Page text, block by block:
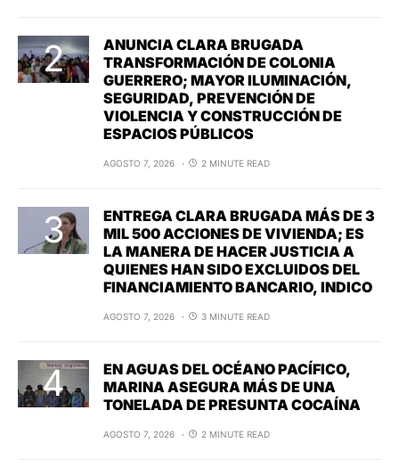
ANUNCIA CLARA BRUGADA
TRANSFORMACIÓN DE COLONIA
GUERRERO; MAYOR ILUMINACIÓN,
SEGURIDAD, PREVENCIÓN DE
VIOLENCIA Y CONSTRUCCIÓN DE
ESPACIOS PÚBLICOS
AGOSTO 7, 2026 2 MINUTE READ
ENTREGA CLARA BRUGADA MÁS DE 3
MIL 500 ACCIONES DE VIVIENDA; ES
LA MANERA DE HACER JUSTICIA A
QUIENES HAN SIDO EXCLUIDOS DEL
FINANCIAMIENTO BANCARIO, INDICO
AGOSTO 7, 2026 3 MINUTE READ
EN AGUAS DEL OCÉANO PACÍFICO,
MARINA ASEGURA MÁS DE UNA
TONELADA DE PRESUNTA COCAÍNA
AGOSTO 7, 2026 2 MINUTE READ